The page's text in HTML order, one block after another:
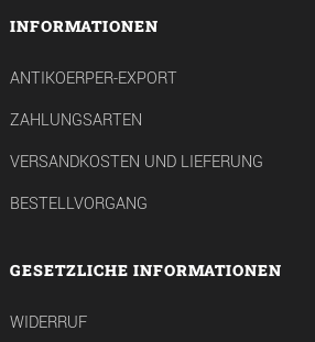
INFORMATIONEN
ANTIKOERPER-EXPORT
ZAHLUNGSARTEN
VERSANDKOSTEN UND LIEFERUNG
BESTELLVORGANG
GESETZLICHE INFORMATIONEN
WIDERRUF